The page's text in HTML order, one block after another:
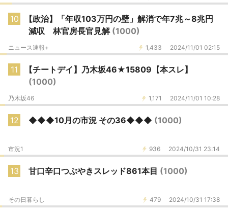
10
【政治】「年収103万円の壁」解消で年7兆～8兆円
減収 林官房長官見解 (1000)
1,433 2024/11/01 02:15
ニュース速報+
11
【チートデイ】乃木坂46★15809【本スレ】
(1000)
1,171 2024/11/01 10:28
乃木坂46
12 ◆◆◆10月の市況 その36◆◆◆ (1000)
936 2024/10/31 23:14
市況1
13 甘口辛口つぶやきスレッド861本目 (1000)
479 2024/10/31 17:38
その日暮らし